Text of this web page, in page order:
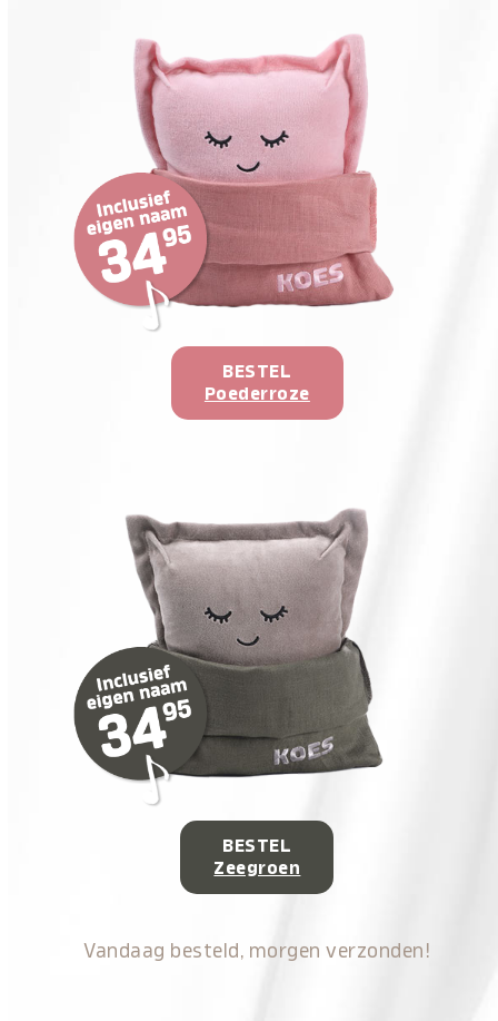
BESTEL
Poederroze
BESTEL
Zeegroen
Vandaag besteld, morgen verzonden!